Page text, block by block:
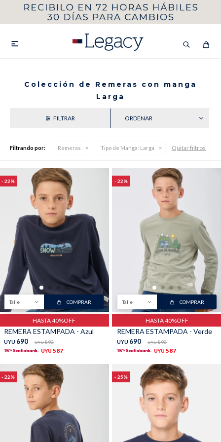

Colección de Remeras con manga
Larga
Filtrando por: Remeras Tipo de Manga: Larga Quitar filtros
22
Talle COMPRAR
HASTA 40%OFF
REMERA ESTAMPADA - Azul
UYU 690 UYU 890
UYU 587
22
Talle COMPRAR
HASTA 40%OFF
REMERA ESTAMPADA - Verde
UYU 690 UYU 890
UYU 587
22 25
MI CUENTA
Remeras
Buzos Pantalones
Camperas Chalecos
Canguros